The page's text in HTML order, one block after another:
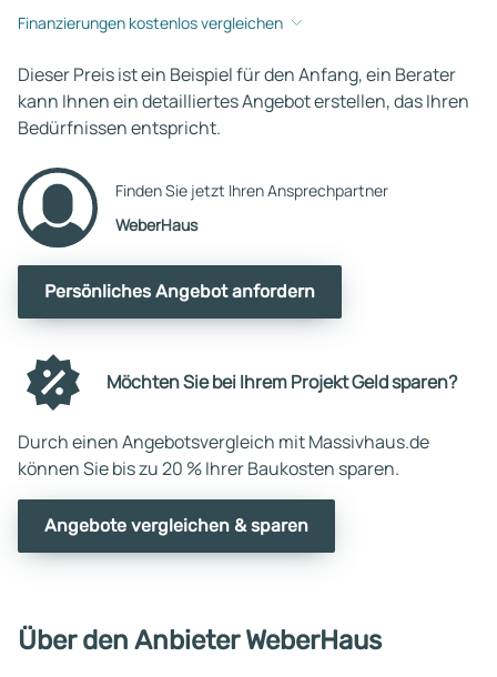
Finanzierungen kostenlos vergleichen
Dieser Preis ist ein Beispiel für den Anfang, ein Berater
kann Ihnen ein detailliertes Angebot erstellen, das Ihren
Bedürfnissen entspricht.
Finden Sie jetzt Ihren Ansprechpartner
WeberHaus
Persönliches Angebot anfordern
Möchten Sie bei Ihrem Projekt Geld sparen?
Durch einen Angebotsvergleich mit Massivhaus.de
können Sie bis zu 20 % Ihrer Baukosten sparen.
Angebote vergleichen & sparen
Über den Anbieter WeberHaus